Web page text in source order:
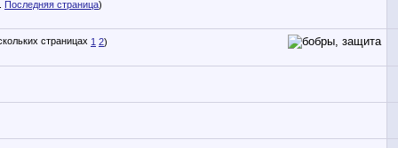
Последняя страница)
1 2)